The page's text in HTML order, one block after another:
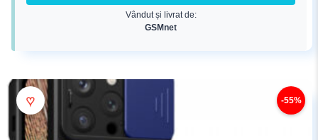
Vândut și livrat de:
GSMnet
♥ -55%